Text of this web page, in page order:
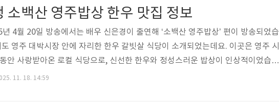
문 가능한 청국장 정식은 부석태..
소백산 영주밥상 한우 맛집 정보
4월 20일 방송에서는 배우 신은경이 출연해 ‘소백산 영주밥상’ 편이 방송되었습
영주 대박시장 안에 자리한 한우 갈빗살 식당이 소개되었는데요. 이곳은 영주 시
안 사랑받아온 로컬 식당으로, 신선한 한우와 정성스러운 밥상이 인상적이었습니
는 백반기행 소백산 영주밥상에 등장한 한우 맛집의 정보와 위치를 자세히 알려드
11. 18. 14:59